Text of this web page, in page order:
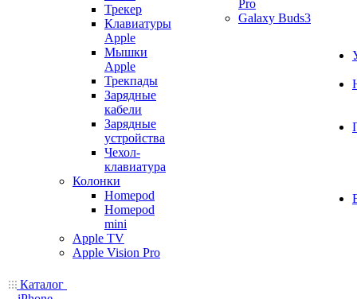
Трекер
Клавиатуры
Apple
Мышки
Apple
Трекпады
Зарядные
кабели
Зарядные
устройства
Чехол-
клавиатура
Колонки
Homepod
Homepod
mini
Apple TV
Apple Vision Pro
Pro
Galaxy Buds3
Каталог